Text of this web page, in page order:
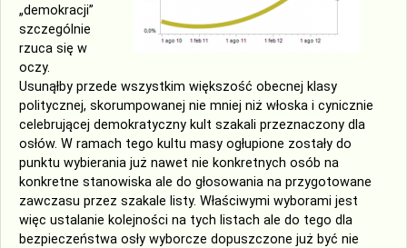
„demokracji”
szczególnie
rzuca się w
oczy.
Usunąłby przede wszystkim większość obecnej klasy
politycznej, skorumpowanej nie mniej niż włoska i cynicznie
celebrującej demokratyczny kult szakali przeznaczony dla
osłów. W ramach tego kultu masy ogłupione zostały do
punktu wybierania już nawet nie konkretnych osób na
konkretne stanowiska ale do głosowania na przygotowane
zawczasu przez szakale listy. Właściwymi wyborami jest
więc ustalanie kolejności na tych listach ale do tego dla
bezpieczeństwa osły wyborcze dopuszczone już być nie